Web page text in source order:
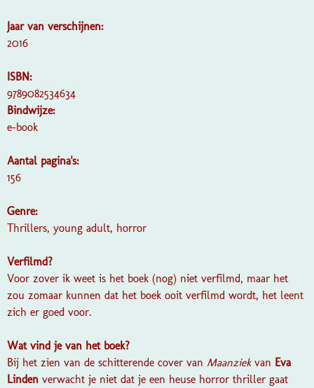
Jaar van verschijnen:
2016
ISBN:
9789082534634
Bindwijze:
e-book
Aantal pagina's:
156
Genre:
Thrillers, young adult, horror
Verfilmd?
Voor zover ik weet is het boek (nog) niet verfilmd, maar het
zou zomaar kunnen dat het boek ooit verfilmd wordt, het leent
zich er goed voor.
Wat vind je van het boek?
Bij het zien van de schitterende cover van Maanziekvan Eva
Linden verwacht je niet dat je een heuse horror thriller gaat